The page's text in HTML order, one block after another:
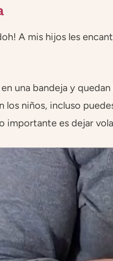
A mis hijos les
una bandeja y
los niños, incluso
es dejar